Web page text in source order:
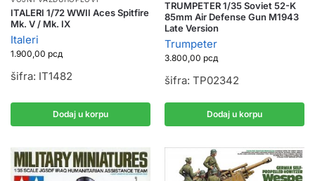
ITALERI 1/72 WWII Aces Spitfire
Mk. V / Mk. IX
Italeri
1.900,00 рсд
šifra: IT1482
Dodaj u korpu
TRUMPETER 1/35 Soviet 52-K
85mm Air Defense Gun M1943
Late Version
Trumpeter
3.800,00 рсд
šifra: TP02342
Dodaj u korpu